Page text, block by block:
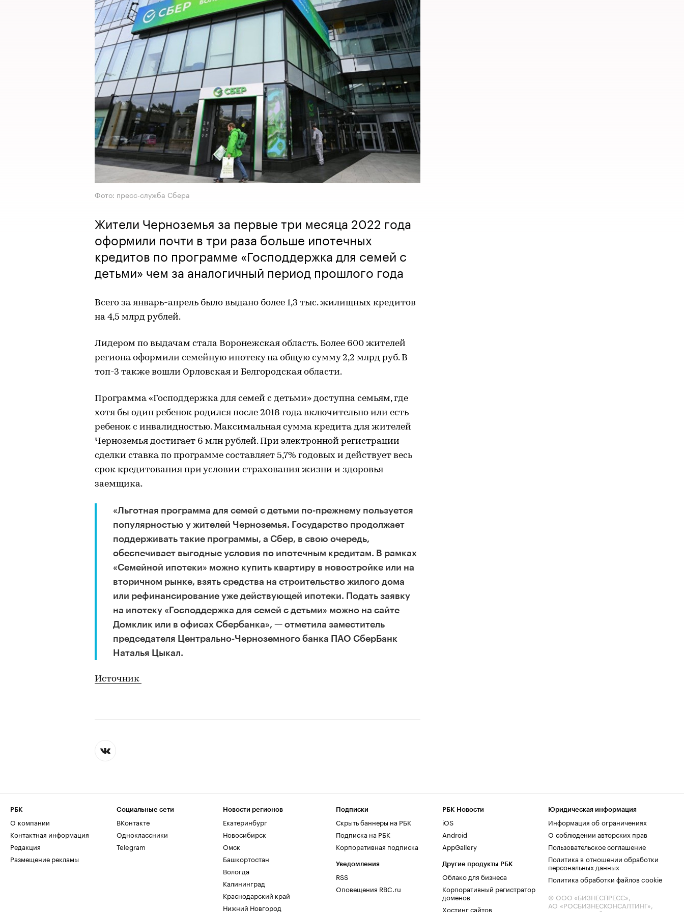
Фото: пресс-служба Сбера
Жители Черноземья за первые три месяца 2022 года
оформили почти в три раза больше ипотечных
кредитов по программе «Господдержка для семей с
детьми» чем за аналогичный период прошлого года
Всего за январь-апрель было выдано более 1,3 тыс. жилищных кредитов
на 4,5 млрд рублей.
Лидером по выдачам стала Воронежская область. Более 600 жителей
региона оформили семейную ипотеку на общую сумму 2,2 млрд руб. В
топ-3 также вошли Орловская и Белгородская области.
Программа «Господдержка для семей с детьми» доступна семьям, где
хотя бы один ребенок родился после 2018 года включительно или есть
ребенок с инвалидностью. Максимальная сумма кредита для жителей
Черноземья достигает 6 млн рублей. При электронной регистрации
сделки ставка по программе составляет 5,7% годовых и действует весь
срок кредитования при условии страхования жизни и здоровья
заемщика.
«Льготная программа для семей с детьми по-прежнему пользуется
популярностью у жителей Черноземья. Государство продолжает
поддерживать такие программы, а Сбер, в свою очередь,
обеспечивает выгодные условия по ипотечным кредитам. В рамках
«Семейной ипотеки» можно купить квартиру в новостройке или на
вторичном рынке, взять средства на строительство жилого дома
или рефинансирование уже действующей ипотеки. Подать заявку
на ипотеку «Господдержка для семей с детьми» можно на сайте
Домклик или в офисах Сбербанка», — отметила заместитель
председателя Центрально-Черноземного банка ПАО СберБанк
Наталья Цыкал.
Источник
РБК
О компании
Контактная информация
Редакция
Размещение рекламы
Социальные сети
ВКонтакте
Одноклассники
Telegram
Новости регионов
Екатеринбург
Новосибирск
Омск
Башкортостан
Вологда
Калининград
Краснодарский край
Нижний Новгород
Подписки
Скрыть баннеры на РБК
Подписка на РБК
Корпоративная подписка
Уведомления
RSS
Оповещения RBC.ru
РБК Новости
iOS
Android
AppGallery
Другие продукты РБК
Облако для бизнеса
Корпоративный регистратор
доменов
Хостинг сайтов
Юридическая информация
Информация об ограничениях
О соблюдении авторских прав
Пользовательское соглашение
Политика в отношении обработки
персональных данных
Политика обработки файлов cookie
© ООО «БИЗНЕСПРЕСС»,
АО «РОСБИЗНЕСКОНСАЛТИНГ»,